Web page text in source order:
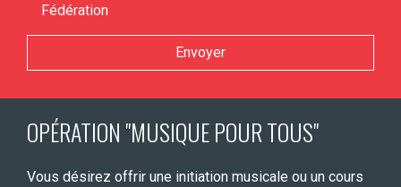
Fédération
OPÉRATION "MUSIQUE POUR TOUS"
Vous désirez offrir une initiation musicale ou un cours